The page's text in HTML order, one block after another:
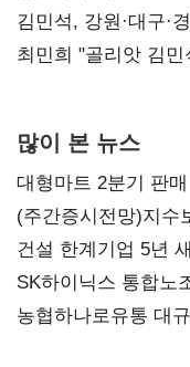
(2보)
김민석, 강원·대구·
최민희 "골리앗 김
많이 본 뉴스
대형마트 2분기 판
(주간증시전망)지
건설 한계기업 5년
확대
SK하이닉스 통합노
불만 확산
농협하나로유통 대